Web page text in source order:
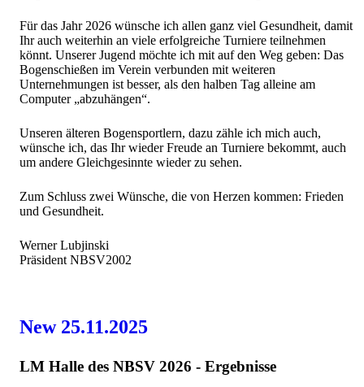
Für das Jahr 2026 wünsche ich allen ganz viel Gesundheit, damit
Ihr auch weiterhin an viele erfolgreiche Turniere teilnehmen
könnt. Unserer Jugend möchte ich mit auf den Weg geben: Das
Bogenschießen im Verein verbunden mit weiteren
Unternehmungen ist besser, als den halben Tag alleine am
Computer „abzuhängen“.
Unseren älteren Bogensportlern, dazu zähle ich mich auch,
wünsche ich, das Ihr wieder Freude an Turniere bekommt, auch
um andere Gleichgesinnte wieder zu sehen.
Zum Schluss zwei Wünsche, die von Herzen kommen: Frieden
und Gesundheit.
Werner Lubjinski
Präsident NBSV2002
New 25.11.2025
LM Halle des NBSV 2026 - Ergebnisse